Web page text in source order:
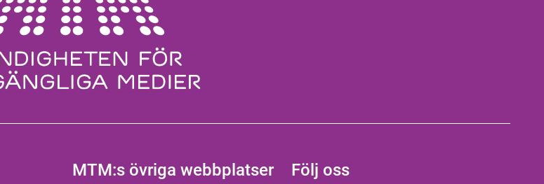
MTM:s övriga webbplatser Följ oss